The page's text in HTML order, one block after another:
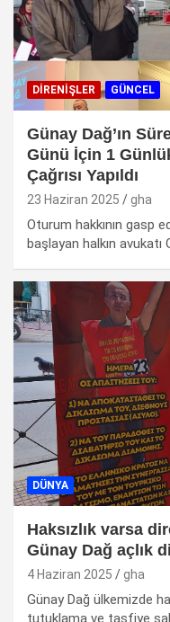
DIRENIŞLER GÜNCEL
Günay Dağ’ın
Günü İçin 1
Çağrısı Yapıldı
23 Haziran 2025 gha
Oturum hakkının gasp
başlayan halkın avukatı
DÜNYA
Haksızlık varsa
Günay Dağ açlık
4 Haziran 2025 gha
Günay Dağ ülkemizde